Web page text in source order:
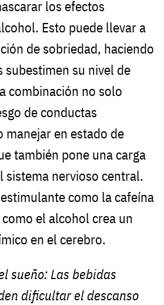
los efectos
Esto puede llevar a
de sobriedad, haciendo
subestimen su nivel de
combinación no solo
de conductas
manejar en estado de
también pone una carga
sistema nervioso central.
como la cafeína
el alcohol crea un
en el cerebro.
sueño: Las bebidas
dificultar el descanso